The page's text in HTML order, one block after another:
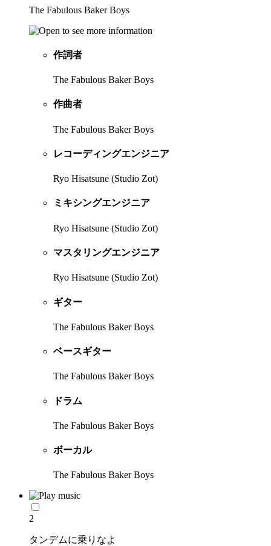
The Fabulous Baker Boys
作詞者
The Fabulous Baker Boys
作曲者
The Fabulous Baker Boys
レコーディングエンジニア
Ryo Hisatsune (Studio Zot)
ミキシングエンジニア
Ryo Hisatsune (Studio Zot)
マスタリングエンジニア
Ryo Hisatsune (Studio Zot)
ギター
The Fabulous Baker Boys
ベースギター
The Fabulous Baker Boys
ドラム
The Fabulous Baker Boys
ボーカル
The Fabulous Baker Boys
2
タンデムに乗りなよ